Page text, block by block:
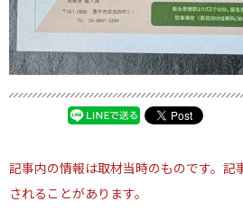
記事内の情報は取材当時のものです。記
されることがあります。